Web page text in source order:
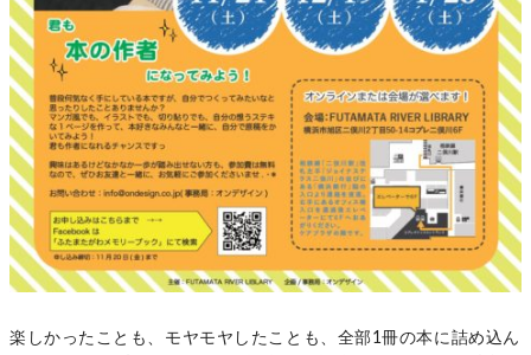
楽しかったことも、モヤモヤしたことも、全部1冊の本に詰め込ん